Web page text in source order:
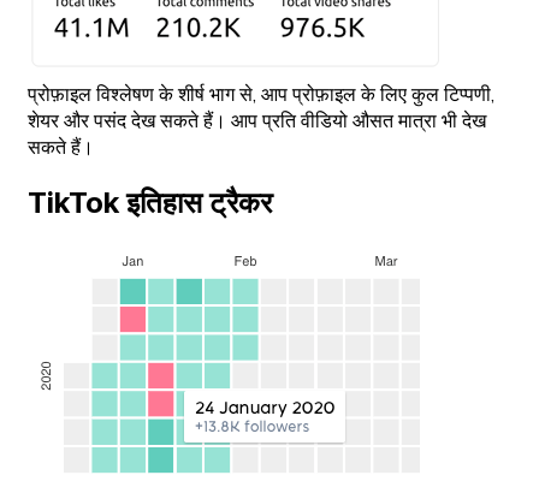
प्रोफ़ाइल विश्लेषण के शीर्ष भाग से, आप प्रोफ़ाइल के लिए कुल टिप्पणी,
शेयर और पसंद देख सकते हैं। आप प्रति वीडियो औसत मात्रा भी देख
सकते हैं।
TikTok इतिहास ट्रैकर